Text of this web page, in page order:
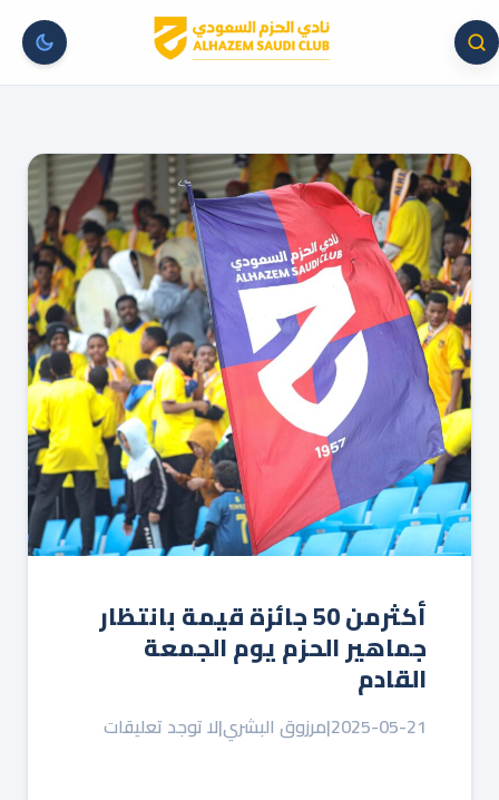
أكثرمن 50 جائزة قيمة بانتظار
جماهير الحزم يوم الجمعة
القادم
2025-05-21
|مرزوق البشري|لا توجد تعليقات